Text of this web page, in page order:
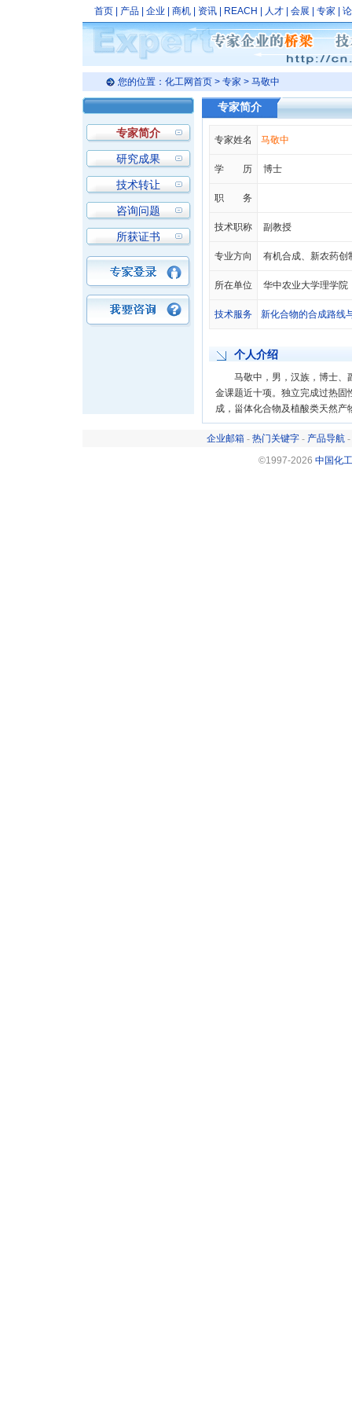
首页 产品 企业 商机 资讯 REACH 人才 会展 专家
您的位置： 化工网首页 > 专家 > 马敬中
专家简介
研究成果
技术转让
咨询问题
所获证书
专家简介
专家姓名 马敬中
学 历 博士
职 务
技术职称 副教授
专业方向 有机合成、新农药创
所在单位 华中农业大学理学院
技术服务 新化合物的合成路线
个人介绍
马敬中，男，汉族，博士、副
金课题近十项。独立完成过热固
成，甾体化合物及植酸类天然
企业邮箱 - 热门关键字 - 产品导航 -
©1997-2026 中国化